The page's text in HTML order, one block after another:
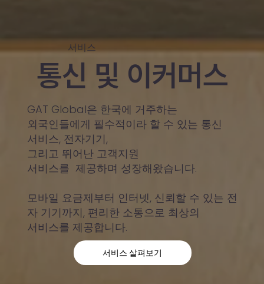
서비스
​통신 및 이커머스
GAT Global은 한국에 거주하는
외국인들에게 필수적이라 할 수 있는 통신
서비스, 전자기기,
그리고 뛰어난 고객지원
서비스를 제공하며 성장해왔습니다.
모바일 요금제부터 인터넷, 신뢰할 수 있는 전
자 기기까지, 편리한 소통으로 최상의
서비스를 제공합니다.
서비스 살펴보기